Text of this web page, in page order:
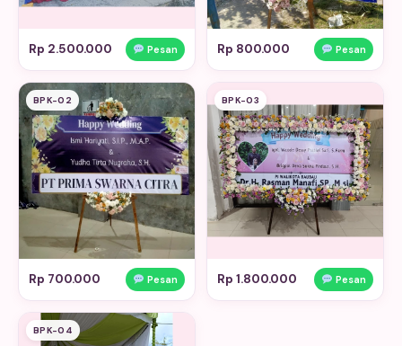
Rp 2.500.000 Pesan Rp 800.000 Pesan
BPK-02
Rp 700.000 Pesan
BPK-03
Rp 1.800.000 Pesan
BPK-04